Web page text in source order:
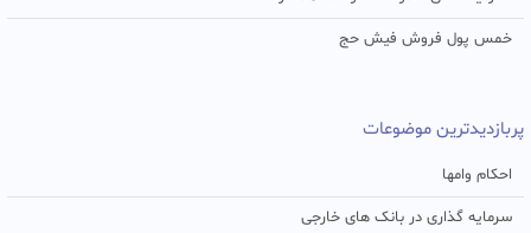
خمس پول فروش فیش حج
پربازدیدترین موضوعات
احکام وامها
سرمایه گذاری در بانک های خارجی